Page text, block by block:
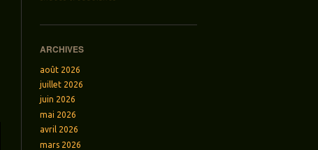
ARCHIVES
août 2026
juillet 2026
juin 2026
mai 2026
avril 2026
mars 2026